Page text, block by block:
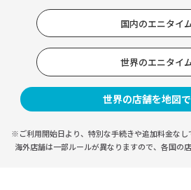
国内のエニタイ
世界のエニタイ
世界の店舗を地図
※ご利用開始日より、特別な手続きや追加料金なし
海外店舗は一部ルールが異なりますので、 各国の